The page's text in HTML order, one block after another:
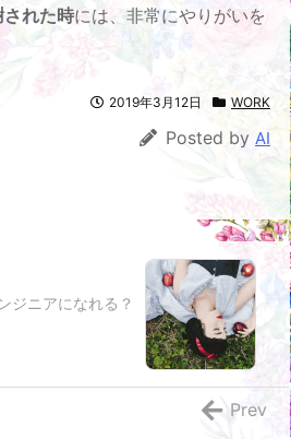
された時には、非常にやりがいを
2019年3月12日 WORK
Posted by AI
ジニアになれる？
Prev